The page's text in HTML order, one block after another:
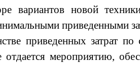
вариантов новой
приведенными
приведенных затрат по
отдается мероприятию,